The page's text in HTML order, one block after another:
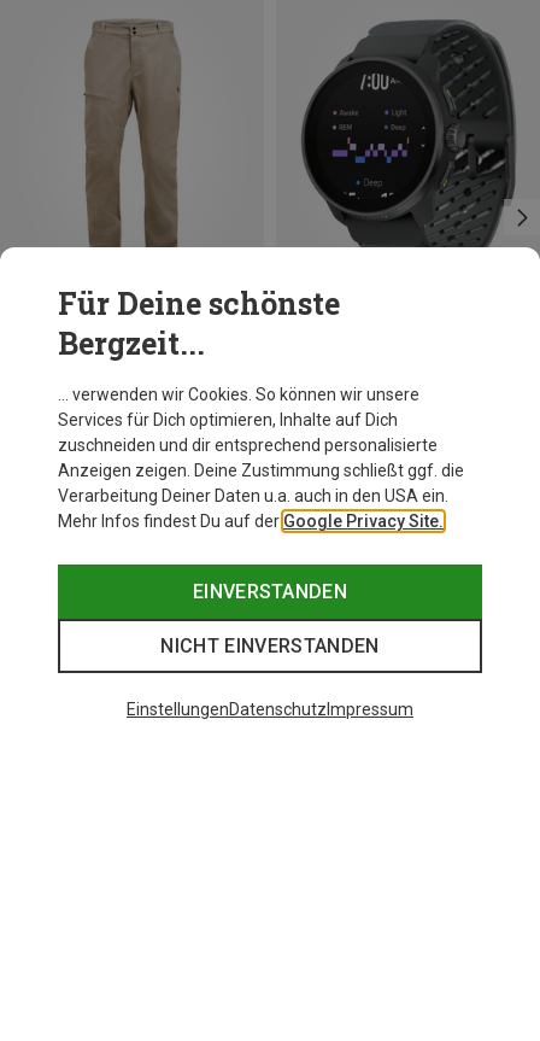
Peak Performance
Herren Iconiq Hose
129,95 €
M L XL
Suunto
Suunto Race S Titanium GPS Uhr
449,95 €
Für Deine schönste
Bergzeit...
… verwenden wir Cookies. So können wir unsere
Services für Dich optimieren, Inhalte auf Dich
zuschneiden und dir entsprechend personalisierte
Anzeigen zeigen. Deine Zustimmung schließt ggf. die
Verarbeitung Deiner Daten u.a. auch in den USA ein.
Mehr Infos findest Du auf der Google Privacy Site.
EINVERSTANDEN
NICHT EINVERSTANDEN
EinstellungenDatenschutz Impressum